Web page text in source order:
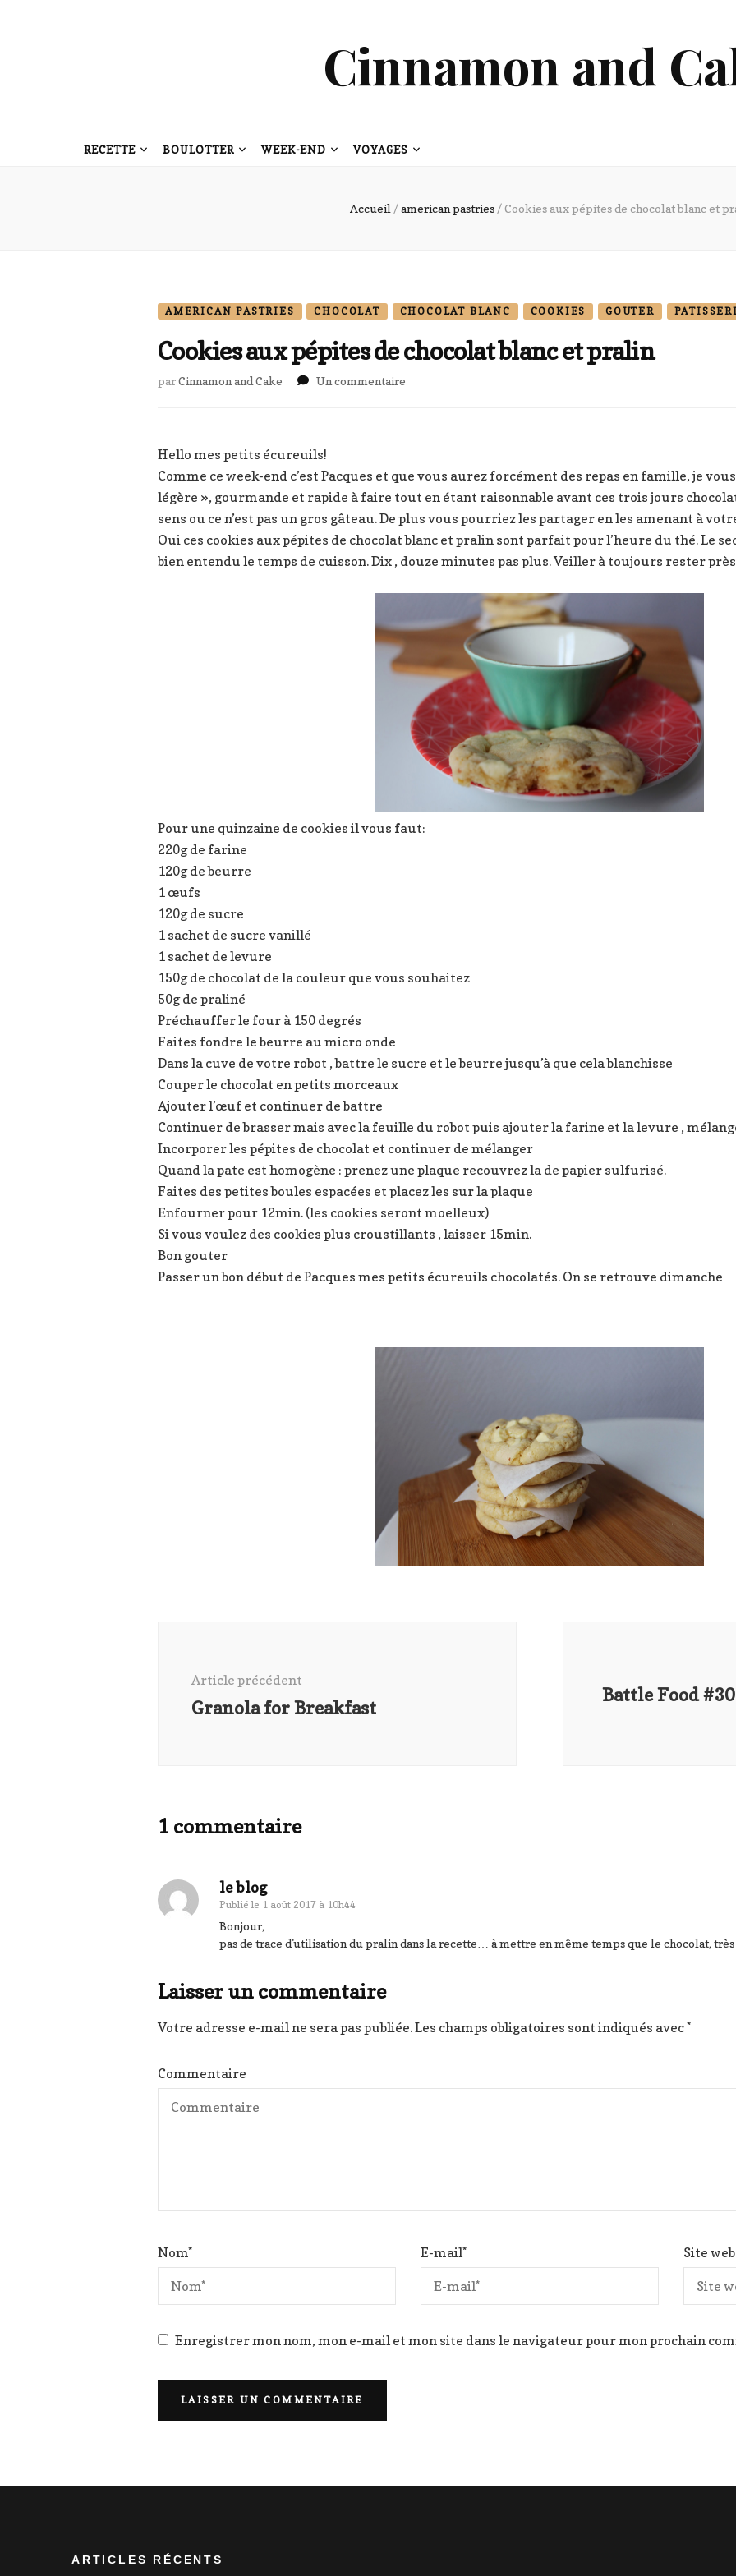
Cinnamon and
RECETTE BOULOTTER WEEK-END VOYAGES
Accueil /american pastries /Cookies aux pépites de chocolat blanc et
AMERICAN PASTRIES CHOCOLAT CHOCOLAT BLANC COOKIES GOUTER
Cookies aux pépites de chocolat blanc et pralin
parCinnamon and Cake Un commentaire
blanc
et
pralin
Hello mes petits écureuils!
Comme ce week-end c’est Pacques et que vous aurez forcément des repas en famille, je
légère », gourmande et rapide à faire tout en étant raisonnable avant ces trois jours
sens ou ce n’est pas un gros gâteau. De plus vous pourriez les partager en les amenant à
Oui ces cookies aux pépites de chocolat blanc et pralin sont parfait pour l’heure du thé. Le
bien entendu le temps de cuisson. Dix , douze minutes pas plus. Veiller à toujours rester
Pour une quinzaine de cookies il vous faut:
220g de farine
120g de beurre
1 œufs
120g de sucre
1 sachet de sucre vanillé
1 sachet de levure
150g de chocolat de la couleur que vous souhaitez
50g de praliné
Préchauffer le four à 150 degrés
Faites fondre le beurre au micro onde
Dans la cuve de votre robot , battre le sucre et le beurre jusqu’à que cela blanchisse
Couper le chocolat en petits morceaux
Ajouter l’œuf et continuer de battre
Continuer de brasser mais avec la feuille du robot puis ajouter la farine et la levure ,
Incorporer les pépites de chocolat et continuer de mélanger
Quand la pate est homogène : prenez une plaque recouvrez la de papier sulfurisé.
Faites des petites boules espacées et placez les sur la plaque
Enfourner pour 12min. (les cookies seront moelleux)
Si vous voulez des cookies plus croustillants , laisser 15min.
Bon gouter
Passer un bon début de Pacques mes petits écureuils chocolatés. On se retrouve dimanche
Article précédent
Granola for Breakfast
Battle Food
1 commentaire
le blog
Publié le 1 août 2017 à 10h44
Bonjour,
pas de trace d'utilisation du pralin dans la recette… à mettre en même temps que le chocolat,
Laisser un commentaire
Votre adresse e-mail ne sera pas publiée.Les champs obligatoires sont indiqués avec*
Commentaire
Nom* E-mail* Site web
Enregistrer mon nom, mon e-mail et mon site dans le navigateur pour mon prochain
ARTICLES RÉCENTS